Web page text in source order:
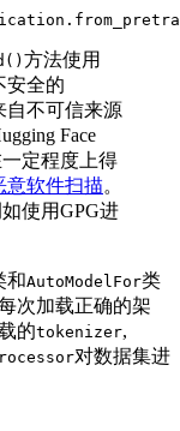
方法使用
安全的
自不可信来源
Face
定程度上得
意软件扫描。
使用GPG进
和AutoModelFor类
次加载正确的架
的tokenizer,
对数据集进